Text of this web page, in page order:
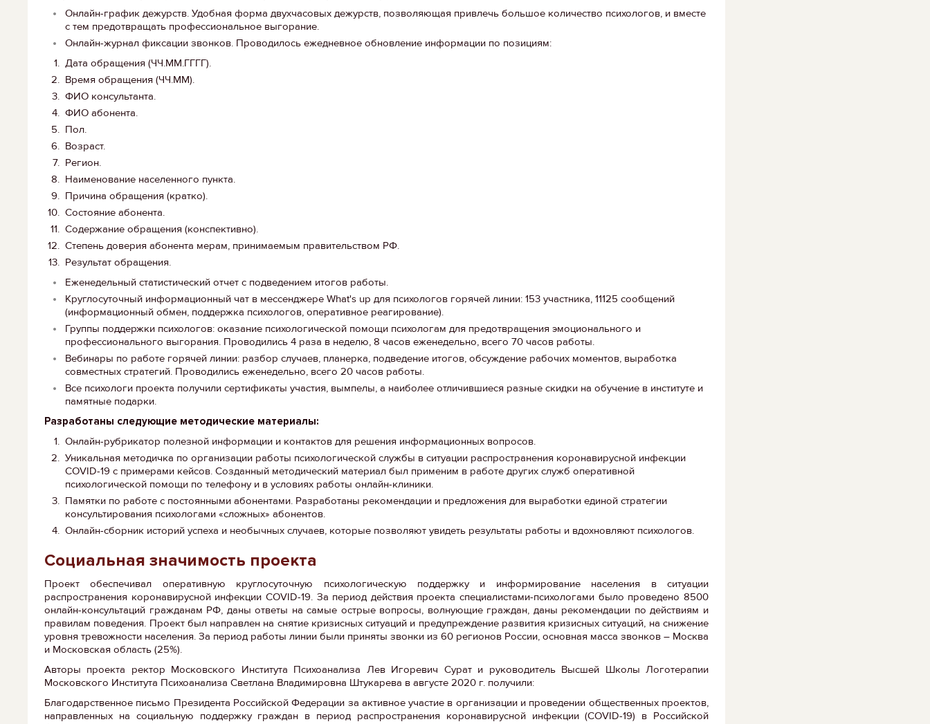
Онлайн-график дежурств. Удобная форма двухчасовых дежурств, позволяющая привлечь большое количество психологов, и вместе
с тем предотвращать профессиональное выгорание.
Онлайн-журнал фиксации звонков. Проводилось ежедневное обновление информации по позициям:
Дата обращения (ЧЧ.ММ.ГГГГ).
Время обращения (ЧЧ.ММ)
ФИО консультанта.
ФИО абонента.
Пол.
Возраст.
Регион
Наименование населенного пункта.
Причина обращения (кратко).
Состояние абонента.
Содержание обращения (конспективно).
Степень доверия абонента мерам, принимаемым правительством РФ.
Результат обращения.
Еженедельный статистический отчет с подведением итогов работы.
Круглосуточный информационный чат в мессенджере What's up для психологов горячей линии: 153 участника, 11125 сообщений
(информационный обмен, поддержка психологов, оперативное реагирование).
Группы поддержки психологов: оказание психологической помощи психологам для предотвращения эмоционального и
профессионального выгорания. Проводились 4 раза в неделю, 8 часов еженедельно, всего 70 часов работы.
Вебинары по работе горячей линии: разбор случаев, планерка, подведение итогов, обсуждение рабочих моментов, выработка
совместных стратегий. Проводились еженедельно, всего 20 часов работы.
Все психологи проекта получили сертификаты участия, вымпелы, а наиболее отличившиеся разные скидки на обучение в институте и
памятные подарки.
Разработаны следующие методические материалы:
Онлайн-рубрикатор полезной информации и контактов для решения информационных вопросов.
Уникальная методичка по организации работы психологической службы в ситуации распространения коронавирусной инфекции
COVID-19 с примерами кейсов. Созданный методический материал был применим в работе других служб оперативной
психологической помощи по телефону и в условиях работы онлайн-клиники.
Памятки по работе с постоянными абонентами. Разработаны рекомендации и предложения для выработки единой стратегии
консультирования психологами «сложных» абонентов.
Онлайн-сборник историй успеха и необычных случаев, которые позволяют увидеть результаты работы и вдохновляют психологов.
Социальная значимость проекта
Проект обеспечивал оперативную круглосуточную психологическую поддержку и информирование населения в ситуации
распространения коронавирусной инфекции COVID-19. За период действия проекта специалистами-психологами было проведено 8500
онлайн-консультаций гражданам РФ, даны ответы на самые острые вопросы, волнующие граждан, даны рекомендации по действиям и
правилам поведения. Проект был направлен на снятие кризисных ситуаций и предупреждение развития кризисных ситуаций, на снижение
уровня тревожности населения. За период работы линии были приняты звонки из 60 регионов России, основная масса звонков – Москва
и Московская область (25%).
Авторы проекта ректор Московского Института Психоанализа Лев Игоревич Сурат и руководитель Высшей Школы Логотерапии
Московского Института Психоанализа Светлана Владимировна Штукарева в августе 2020 г. получили:
Благодарственное письмо Президента Российской Федерации за активное участие в организации и проведении общественных проектов,
направленных на социальную поддержку граждан в период распространения коронавирусной инфекции (COVID-19) в Российской